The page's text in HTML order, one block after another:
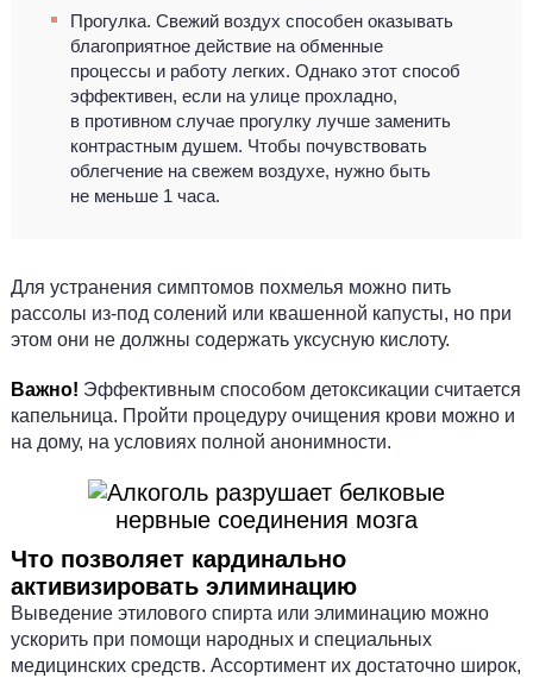
Прогулка. Свежий воздух способен оказывать
благоприятное действие на обменные
процессы и работу легких. Однако этот способ
эффективен, если на улице прохладно,
в противном случае прогулку лучше заменить
контрастным душем. Чтобы почувствовать
облегчение на свежем воздухе, нужно быть
не меньше 1 часа.
Для устранения симптомов похмелья можно пить
рассолы из-под солений или квашенной капусты, но при
этом они не должны содержать уксусную кислоту.
Важно! Эффективным способом детоксикации считается
капельница. Пройти процедуру очищения крови можно и
на дому, на условиях полной анонимности.
Что позволяет кардинально
активизировать элиминацию
Выведение этилового спирта или элиминацию можно
ускорить при помощи народных и специальных
медицинских средств. Ассортимент их достаточно широк,